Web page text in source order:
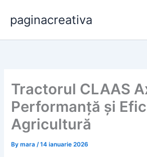
content
paginacreativa
Tractorul CLAAS
Performanță și
Agricultură
Bymara/14 ianuarie 2026